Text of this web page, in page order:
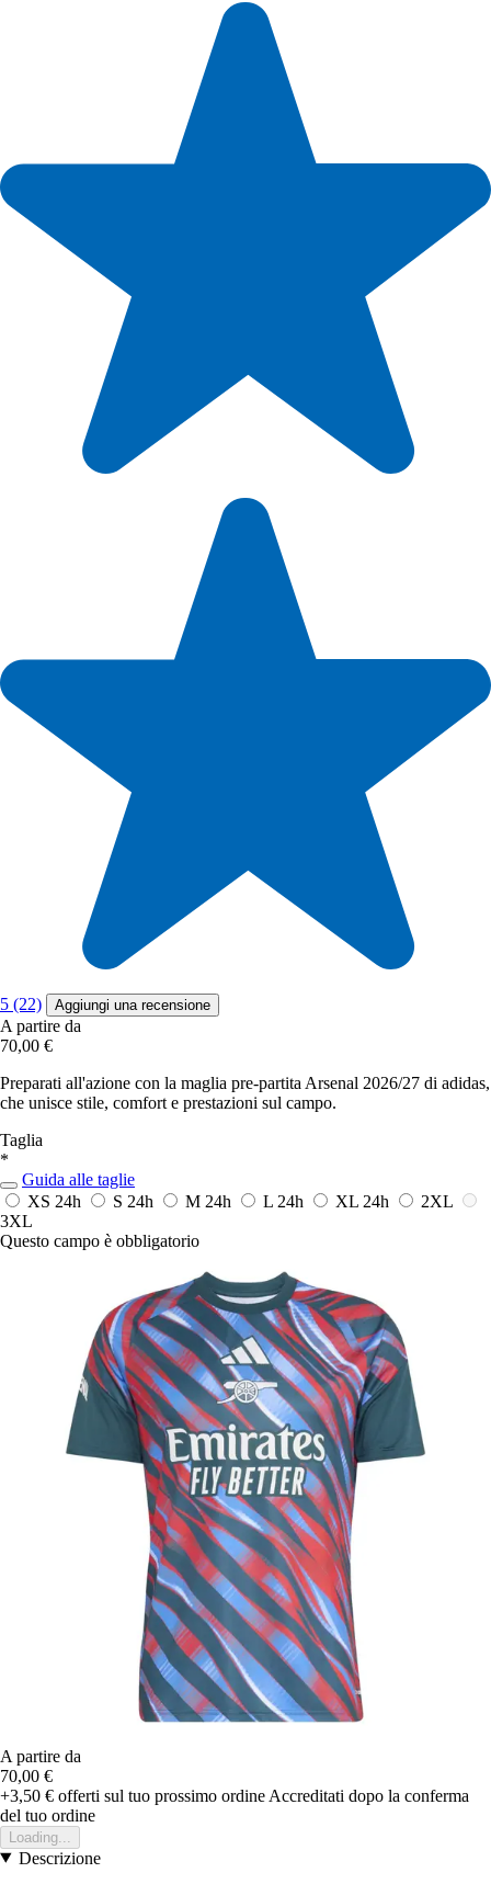
5 (22) Aggiungi una recensione
A partire da
70,00 €
Preparati all'azione con la maglia pre-partita Arsenal 2026/27 di adidas,
che unisce stile, comfort e prestazioni sul campo.
Taglia
*
Guida alle taglie
XS 24h S 24h M 24h L 24h XL 24h
2XL
3XL
Questo campo è obbligatorio
A partire da
70,00 €
+3,50 € offerti sul tuo prossimo ordine Accreditati dopo la conferma
del tuo ordine
Loading...
Descrizione